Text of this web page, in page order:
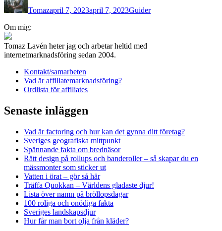
Tomazapril 7, 2023april 7, 2023Guider
Om mig:
Tomaz Lavén heter jag och arbetar heltid med
internetmarknadsföring sedan 2004.
Kontakt/samarbeten
Vad är affiliatemarknadsföring?
Ordlista för affiliates
Senaste inläggen
Vad är factoring och hur kan det gynna ditt företag?
Sveriges geografiska mittpunkt
Spännande fakta om brednäsor
Rätt design på rollups och banderoller – så skapar du en
mässmonter som sticker ut
Vatten i örat – gör så här
Träffa Quokkan – Världens gladaste djur!
Lista över namn på bröllopsdagar
100 roliga och onödiga fakta
Sveriges landskapsdjur
Hur får man bort olja från kläder?